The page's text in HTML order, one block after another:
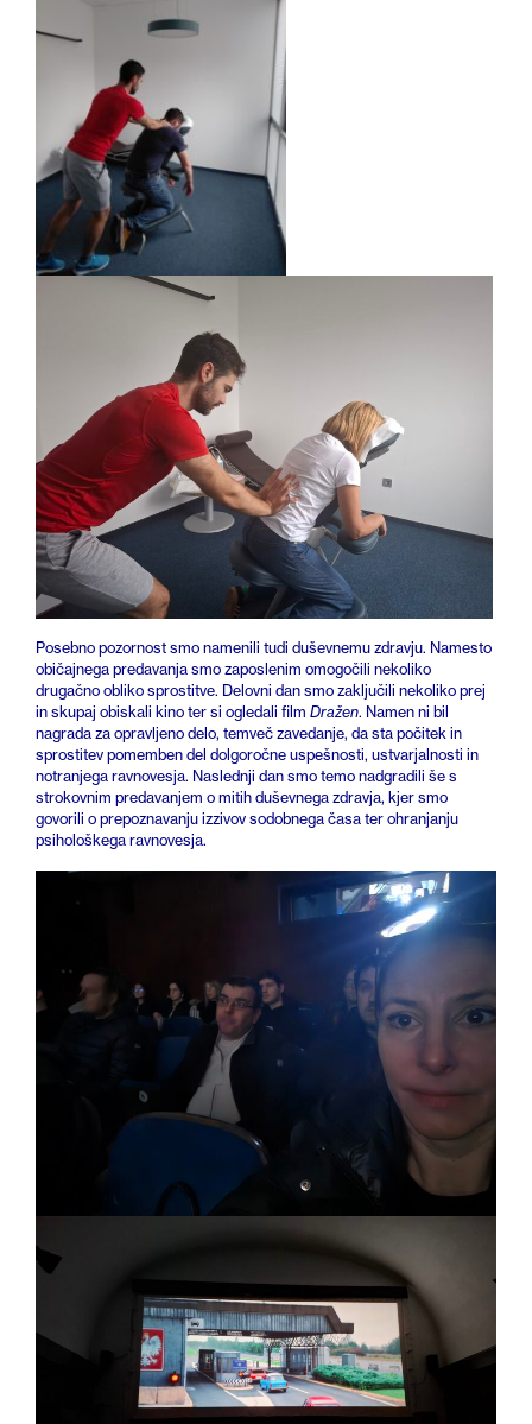
Posebno pozornost smo namenili tudi duševnemu zdravju. Namesto
običajnega predavanja smo zaposlenim omogočili nekoliko
drugačno obliko sprostitve. Delovni dan smo zaključili nekoliko prej
in skupaj obiskali kino ter si ogledali film Dražen. Namen ni bil
nagrada za opravljeno delo, temveč zavedanje, da sta počitek in
sprostitev pomemben del dolgoročne uspešnosti, ustvarjalnosti in
notranjega ravnovesja. Naslednji dan smo temo nadgradili še s
strokovnim predavanjem o mitih duševnega zdravja, kjer smo
govorili o prepoznavanju izzivov sodobnega časa ter ohranjanju
psihološkega ravnovesja.